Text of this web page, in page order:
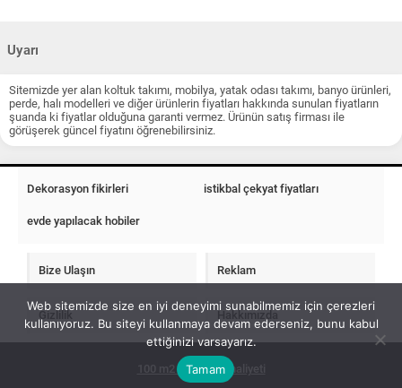
Uyarı
Sitemizde yer alan koltuk takımı, mobilya, yatak odası takımı, banyo ürünleri,
perde, halı modelleri ve diğer ürünlerin fiyatları hakkında sunulan fiyatların
şuanda ki fiyatlar olduğuna garanti vermez. Ürünün satış firması ile
görüşerek güncel fiyatını öğrenebilirsiniz.
Dekorasyon fikirleri istikbal çekyat fiyatları
evde yapılacak hobiler
Bize Ulaşın Reklam
Gizlilik Hakkımızda
100 m2 ev insaat maliyeti
Web sitemizde size en iyi deneyimi sunabilmemiz için çerezleri
kullanıyoruz. Bu siteyi kullanmaya devam ederseniz, bunu kabul
ettiğinizi varsayarız.
Tamam